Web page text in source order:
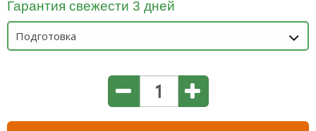
Гарантия свежести 3 дней
Подготовка